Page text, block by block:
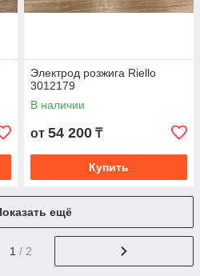
Электрод розжига Riello
3012179
В наличии
от 54 200 ₸
Купить
ещё
1 / 2